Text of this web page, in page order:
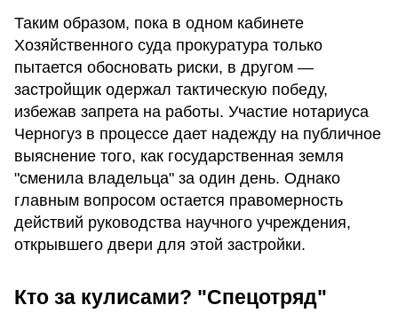
Таким образом, пока в одном кабинете
Хозяйственного суда прокуратура только
пытается обосновать риски, в другом —
застройщик одержал тактическую победу,
избежав запрета на работы. Участие нотариуса
Черногуз в процессе дает надежду на публичное
выяснение того, как государственная земля
"сменила владельца" за один день. Однако
главным вопросом остается правомерность
действий руководства научного учреждения,
открывшего двери для этой застройки.
Кто за кулисами? "Спецотряд"